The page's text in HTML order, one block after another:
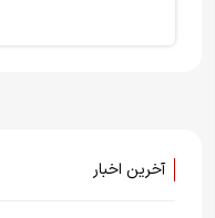
آخرین اخبار